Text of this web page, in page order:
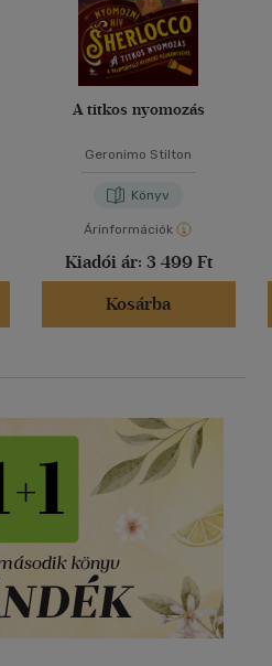
A titkos nyomozás
Geronimo Stilton
Könyv
Árinformációk
Kiadói ár: 3 499 Ft
Kosárba